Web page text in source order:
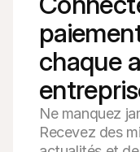
chaque
Ne manquez
Recevez des